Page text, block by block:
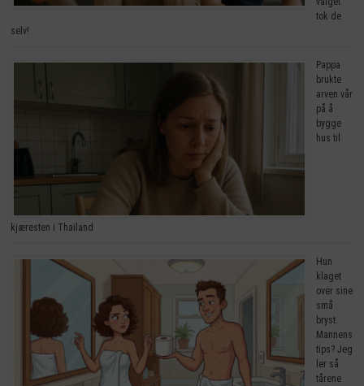
tok de
selv!
Pappa
brukte
arven vår
på å
bygge
hus til
kjæresten i Thailand
Hun
klaget
over sine
små
bryst.
Mannens
tips? Jeg
ler så
tårene